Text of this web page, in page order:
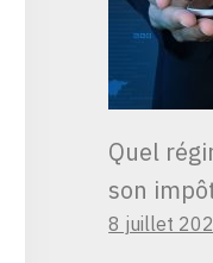
Quel
son
8 juillet